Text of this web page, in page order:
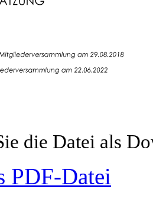
die Datei als
PDF-Datei